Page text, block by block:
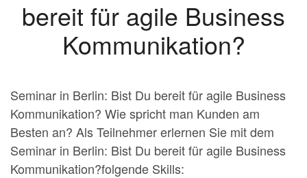
bereit für agile Business
Kommunikation?
Seminar in Berlin: Bist Du bereit für agile Business
Kommunikation? Wie spricht man Kunden am
Besten an? Als Teilnehmer erlernen Sie mit dem
Seminar in Berlin: Bist Du bereit für agile Business
Kommunikation?folgende Skills: